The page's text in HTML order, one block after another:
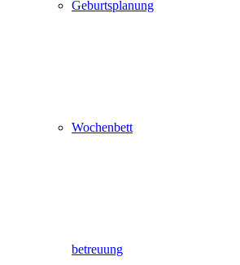
Geburtsplanung
Wochenbett
betreuung